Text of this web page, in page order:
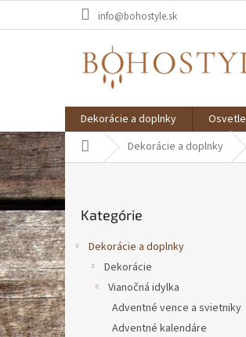
info@bohostyle.sk
Dekorácie a doplnky
DomovDekorácie a doplnky
B
o
č
n
ý
p
a
n
e
l
kategórie
Kategórie
Dekorácie a doplnky
Dekorácie
Vianočná idylka
Adventné vence a svietniky
Adventné kalendáre